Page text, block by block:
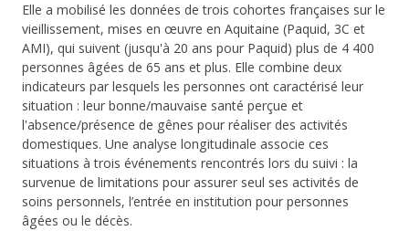
Elle a mobilisé les données de trois cohortes françaises sur le
vieillissement, mises en œuvre en Aquitaine (Paquid, 3C et
AMI), qui suivent (jusqu'à 20 ans pour Paquid) plus de 4 400
personnes âgées de 65 ans et plus. Elle combine deux
indicateurs par lesquels les personnes ont caractérisé leur
situation : leur bonne/mauvaise santé perçue et
l'absence/présence de gênes pour réaliser des activités
domestiques. Une analyse longitudinale associe ces
situations à trois événements rencontrés lors du suivi : la
survenue de limitations pour assurer seul ses activités de
soins personnels, l’entrée en institution pour personnes
âgées ou le décès.